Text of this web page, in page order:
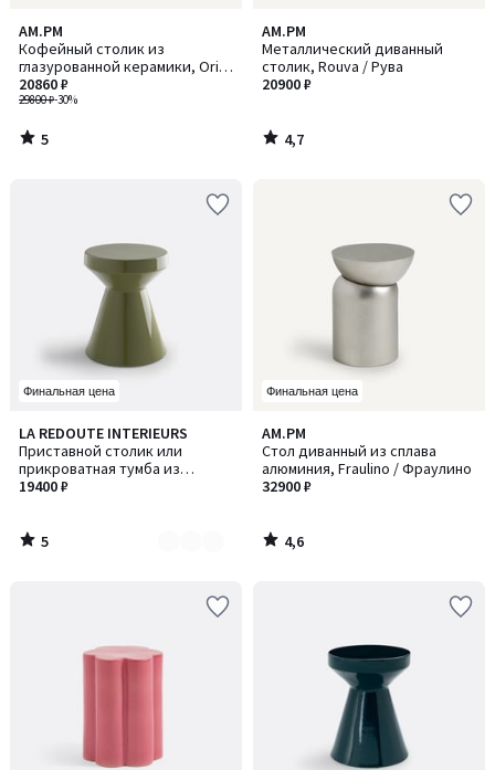
AM.PM
Кофейный столик из
глазурованной керамики, Oria
/ Ориа
29800 ₽-30%
20860 ₽
5
/
5
5
/
AM.PM
Металлический диванный
столик, Rouva / Рува
20900 ₽
4,7
/ 5
4,7
/
Финальная цена
LA REDOUTE INTERIEURS
Приставной столик или
прикроватная тумба из
керамики, Matmat / Матмат
19400 ₽
5
/
5
Количество
цветов:
2
5
/
Финальная цена
AM.PM
Стол диванный из сплава
алюминия, Fraulino / Фраулино
32900 ₽
4,6
/ 5
4,6
/